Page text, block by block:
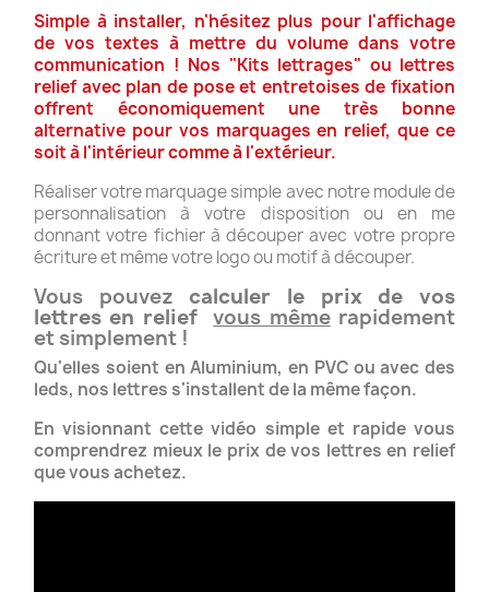
Simple à installer, n'hésitez plus pour l'affichage
de vos textes à mettre du volume dans votre
communication ! Nos "Kits lettrages" ou lettres
relief avec plan de pose et entretoises de fixation
offrent économiquement une très bonne
alternative pour vos marquages en relief, que ce
soit à l'intérieur comme à l'extérieur.
Réaliser votre marquage simple avec notre module de
personnalisation à votre disposition ou en me
donnant votre fichier à découper avec votre propre
écriture et même votre logo ou motif à découper.
Vous pouvez calculer le prix de vos
lettres en relief vous mêmerapidement
et simplement !
Qu'elles soient en Aluminium, en PVC ou avec des
leds, nos lettres s'installent de la même façon.
En visionnant cette vidéo simple et rapide vous
comprendrez mieux le prix de vos lettres en relief
que vous achetez.